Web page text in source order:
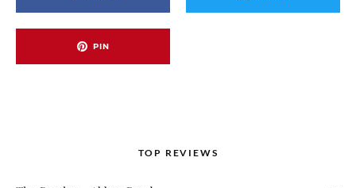
PIN
TOP REVIEWS